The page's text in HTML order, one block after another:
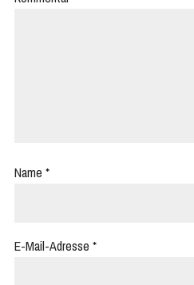
Name *
E-Mail-Adresse *